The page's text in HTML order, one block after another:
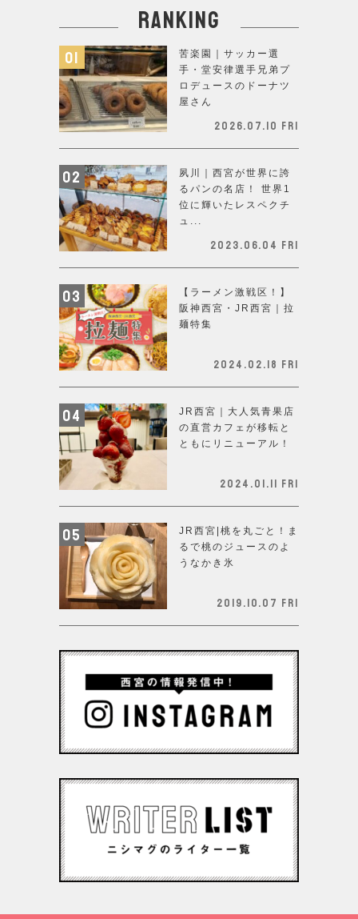
ranking
苦楽園｜サッカー選
手・堂安律選手兄弟プ
ロデュースのドーナツ
屋さん
2026.07.10 Fri
夙川｜西宮が世界に誇
るパンの名店！ 世界1
位に輝いたレスペクチ
ュ...
2023.06.04 Fri
【ラーメン激戦区！】
阪神西宮・JR西宮｜拉
麺特集
2024.02.18 Fri
JR西宮｜大人気青果店
の直営カフェが移転と
ともにリニューアル！
2024.01.11 Fri
JR西宮|桃を丸ごと！ま
るで桃のジュースのよ
うなかき氷
2019.10.07 Fri